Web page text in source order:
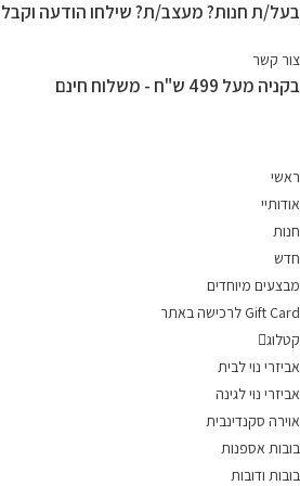
Skip
content
בעל/ת חנות? מעצב/ת? שילחו הודעה וקבלו
צור קשר
בקניה מעל 499 ש"ח - משלוח חינם
ראשי
אודותיי
חנות
חדש
מבצעים מיוחדים
Gift Card לרכישה באתר
קטלוג
אביזרי נוי לבית
אביזרי נוי לגינה
אוירה סקנדינבית
בובות אספנות
בובות ודובות